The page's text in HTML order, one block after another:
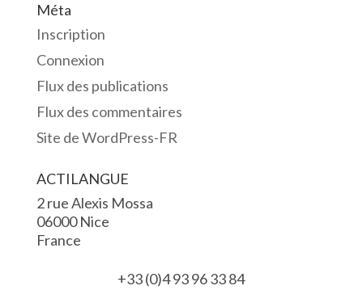
Méta
Inscription
Connexion
Flux des publications
Flux des commentaires
Site de WordPress-FR
ACTILANGUE
2 rue Alexis Mossa
06000 Nice
France
+33 (0)4 93 96 33 84